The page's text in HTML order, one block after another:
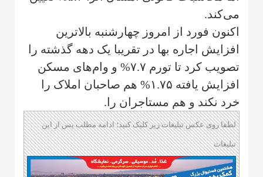
می‌کند.
اکنون فورد از امروز چهارشنبه بالاترین
افزایش اجاره بها در تقریبا یک دهه گذشته را
تصویب کرد تا تورم ۷.۷% و وام‌های مسکن
افزایش یافته ۱.۷۵% هم صاحبان املاک را
خرد نکند و هم مستاجران را.
لطفا روی عکس تبلیغات زیر کلیک کنید؛ ادامه مطلب پس از این
تبلیغات